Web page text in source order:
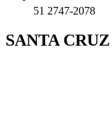
51 2747-2078
SANTA CRUZ